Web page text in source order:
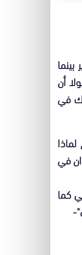
أن
في
في
كما